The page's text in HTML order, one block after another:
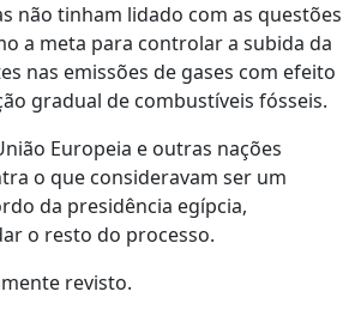
não tinham lidado com as questões
a meta para controlar a subida da
nas emissões de gases com efeito
gradual de combustíveis fósseis.
Europeia e outras nações
o que consideravam ser um
da presidência egípcia,
o resto do processo.
revisto.